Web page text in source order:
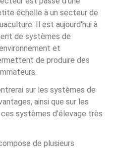
échelle à un secteur de
Il est aujourd'hui à
de systèmes de
et
de produire des
sur les systèmes de
ainsi que sur les
systèmes d'élevage très
de plusieurs